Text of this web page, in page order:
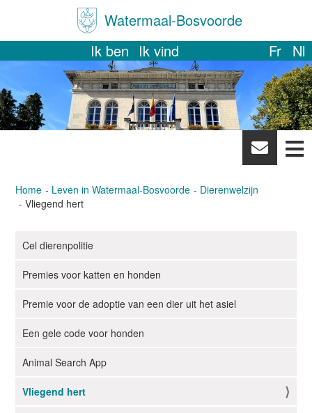
Watermaal-Bosvoorde
Ik ben Ik vind Fr Nl
News
letter
Home Leven in Watermaal-Bosvoorde
Dierenwelzijn
Vliegend hert
N
v
i
a
i
e
Cel dierenpolitie
Premies voor katten en honden
Premie voor de adoptie van een dier uit het asiel
Een gele code voor honden
Animal Search App
Vliegend hert